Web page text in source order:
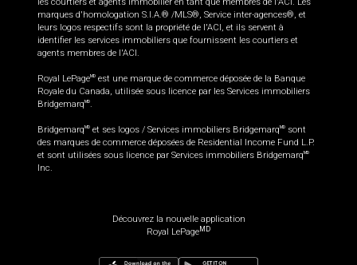
marques d'homologation S.I.A.® /MLS®, Service inter-agences®, et
leurs logos respectifs sont la propriété de l'ACI, et ils servent à
identifier les services immobiliers que fournissent les courtiers et
agents membres de l'ACI.
Royal LePageMD est une marque de commerce déposée de la Banque
Royale du Canada, utilisée sous licence par les Services immobiliers
BridgemarqMD.
BridgemarqMD et ses logos / Services immobiliers BridgemarqMD
sont
des marques de commerce déposées de Residential Income Fund L.P.
et sont utilisées sous licence par Services immobiliers BridgemarqMD
Inc.
Découvrez la nouvelle application
Royal LePageMD